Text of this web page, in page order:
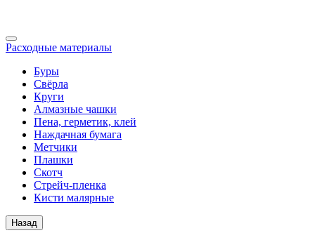
Расходные материалы
Буры
Свёрла
Круги
Алмазные чашки
Пена, герметик, клей
Наждачная бумага
Метчики
Плашки
Скотч
Стрейч-пленка
Кисти малярные
Назад